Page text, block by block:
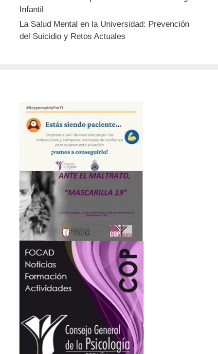
Infantil
La Salud Mental en la Universidad: Prevención
del Suicidio y Retos Actuales